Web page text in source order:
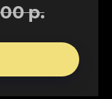
р.